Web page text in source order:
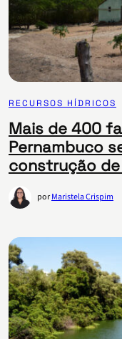
RECURSOS HÍDRICOS
Mais de 400
Pernambuco
construção
porMaristela Crispim